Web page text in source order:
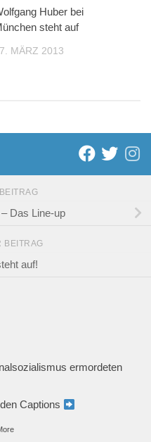
Huber bei
steht auf
MÄRZ 2013
Das Line-up
BEITRAG
auf!
ermordeten
Captions